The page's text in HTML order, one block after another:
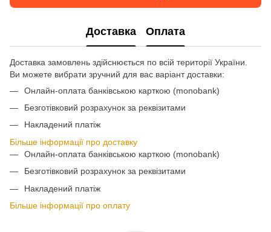
Доставка Оплата
Доставка замовлень здійснюється по всій території України.
Ви можете вибрати зручний для вас варіант доставки:
Онлайн-оплата банківською карткою (monobank)
Безготівковий розрахунок за реквізитами
Накладений платіж
Більше інформації про доставку
Онлайн-оплата банківською карткою (monobank)
Безготівковий розрахунок за реквізитами
Накладений платіж
Більше інформації про оплату